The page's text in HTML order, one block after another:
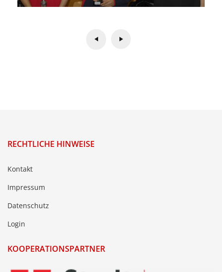
RECHTLICHE HINWEISE
Kontakt
Impressum
Datenschutz
Login
KOOPERATIONSPARTNER